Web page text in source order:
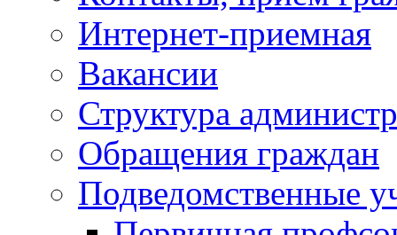
Интернет-приемная
Вакансии
Структура
Обращения граждан
Подведомственные